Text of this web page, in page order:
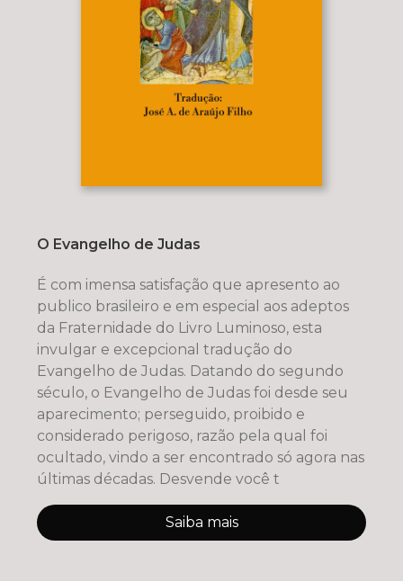
O Evangelho de Judas
É com imensa satisfação que apresento ao
publico brasileiro e em especial aos adeptos
da Fraternidade do Livro Luminoso, esta
invulgar e excepcional tradução do
Evangelho de Judas. Datando do segundo
século, o Evangelho de Judas foi desde seu
aparecimento; perseguido, proibido e
considerado perigoso, razão pela qual foi
ocultado, vindo a ser encontrado só agora nas
últimas décadas. Desvende você t
Saiba mais